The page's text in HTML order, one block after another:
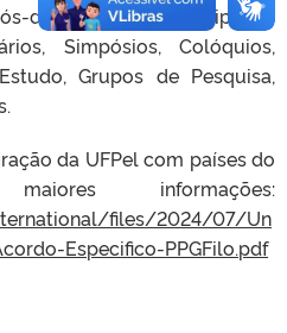
doutorado; a participação
Simpósios, Colóquios,
Grupos de Pesquisa,
da UFPel com países do
informações:
files/2024/07/Un
Especifico-PPGFilo.pdf